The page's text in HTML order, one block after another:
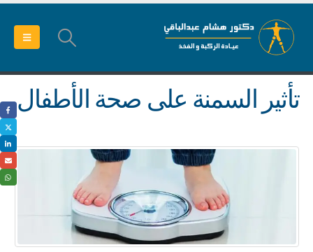
تأثير السمنة على صحة الأطفال